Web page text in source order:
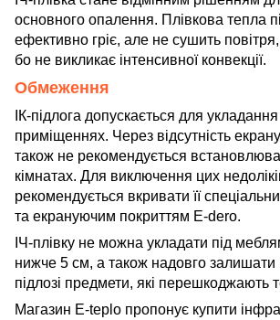
основного опалення. Плівкова тепла
ефективно гріє, але не сушить
бо не викликає інтенсивної конвекції.
Обмеження
ІК-підлога допускається для
приміщеннях. Через відсутність
також не рекомендується
кімнатах. Для виключення цих
рекомендується вкривати її
та екрануючим покриттям E-dero.
ІЧ-плівку не можна укладати під
нижче 5 см, а також надовго залишати
підлозі предмети, які перешкоджають
Магазин E-teplo пропонує купити